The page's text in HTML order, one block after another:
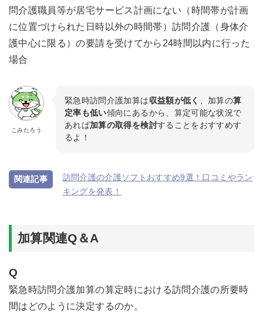
問介護職員等が居宅サービス計画にない（時間帯が計画
に位置づけられた日時以外の時間帯）訪問介護（身体介
護中心に限る）の要請を受けてから24時間以内に行った
場合
こみたろう
緊急時訪問介護加算は収益額が低く 、加算の算
定率も低い傾向にあるから、算定可能な状況で
あれば加算の取得を検討することをおすすめす
るよ！
訪問介護の介護ソフトおすすめ9選！口コミやラン
キングを発表！
加算関連Q＆A
Q
緊急時訪問介護加算の算定時における訪問介護の所要時
間はどのように決定するのか。